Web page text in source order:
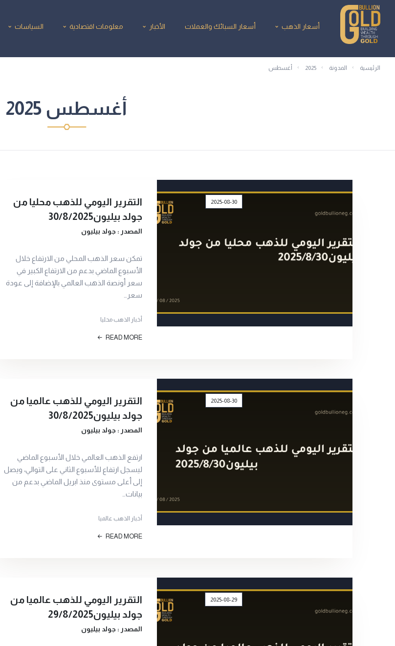
أسعار الذهب أسعار السبائك والعملات الأخبار معلومات اقتصادية السياسات
الرئيسية المدونة 2025 أغسطس
أغسطس 2025
2025-08-30
التقرير اليومي للذهب محليا من
جولد بيليون30/8/2025
المصدر : جولد بيليون
تمكن سعر الذهب المحلي من الارتفاع خلال
الأسبوع الماضي بدعم من الارتفاع الكبير في
سعر أونصة الذهب العالمي بالإضافة إلى عودة
سعر…
أخبار الذهب محليا
READ MORE
2025-08-30
التقرير اليومي للذهب عالميا من
جولد بيليون30/8/2025
المصدر : جولد بيليون
ارتفع الذهب العالمي خلال الأسبوع الماضي
ليسجل ارتفاع للأسبوع الثاني على التوالي، ويصل
إلى أعلى مستوى منذ ابريل الماضي بدعم من
بيانات…
أخبار الذهب عالميا
READ MORE
2025-08-29
التقرير اليومي للذهب عالميا من
جولد بيليون29/8/2025
المصدر : جولد بيليون